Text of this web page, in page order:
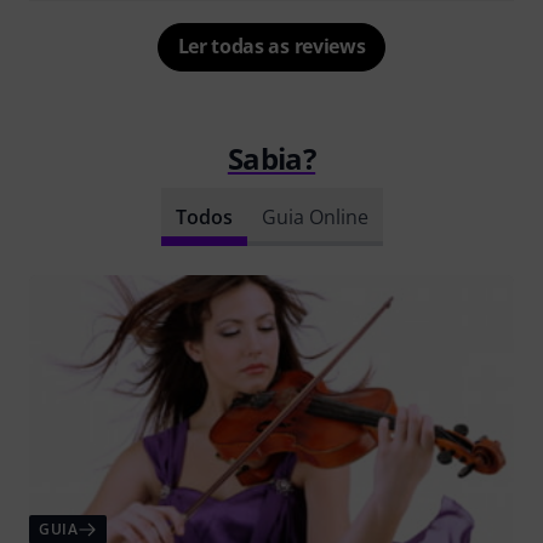
Ler todas as reviews
Sabia?
Todos Guia Online
GUIA